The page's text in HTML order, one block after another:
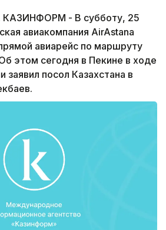
КАЗИНФОРМ - В субботу, 25
авиакомпания AirAstana
авиарейс по маршруту
этом сегодня в Пекине в ходе
заявил посол Казахстана в